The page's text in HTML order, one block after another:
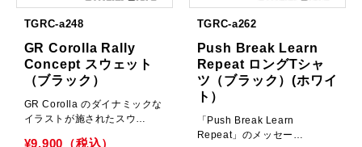
TGRC-a248
GR Corolla Rally
Concept スウェット
（ブラック）
GR Corolla のダイナミックな
イラストが施されたスウ…
¥9,900（税込）
TGRC-a262
Push Break Learn
Repeat ロングTシャ
ツ（ブラック）(ホワイ
ト）
「Push Break Learn
Repeat」のメッセー…